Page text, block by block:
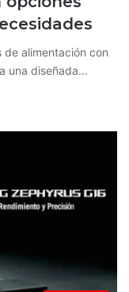
de alimentación con
una diseñada…